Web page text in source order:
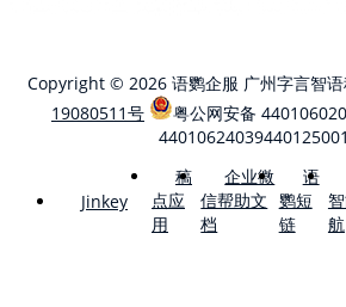
Copyright © 2026 语鹦企服 广州字言智语
19080511号
粤公网安备
Jinkey
稿
点应
用
企业微
信帮助文
档
语
鹦短
链
航